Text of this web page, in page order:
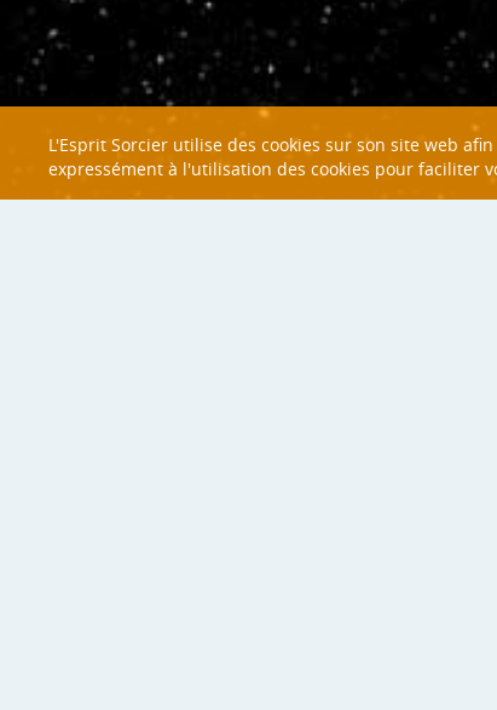
L'Esprit Sorcier utilise des cookies sur son site web
expressément à l'utilisation des cookies pour faciliter